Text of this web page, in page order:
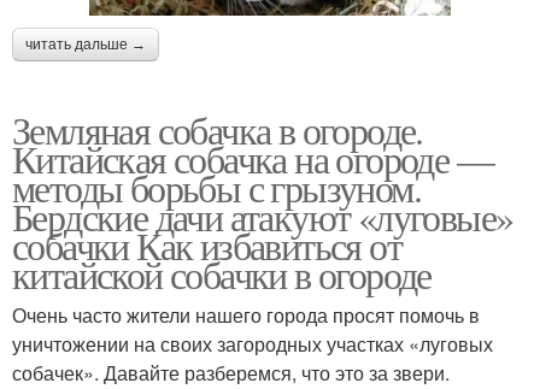
читать дальше →
Земляная собачка в огороде.
Китайская собачка на огороде —
методы борьбы с грызуном.
Бердские дачи атакуют «луговые»
собачки Как избавиться от
китайской собачки в огороде
Очень часто жители нашего города просят помочь в
уничтожении на своих загородных участках «луговых
собачек». Давайте разберемся, что это за звери.